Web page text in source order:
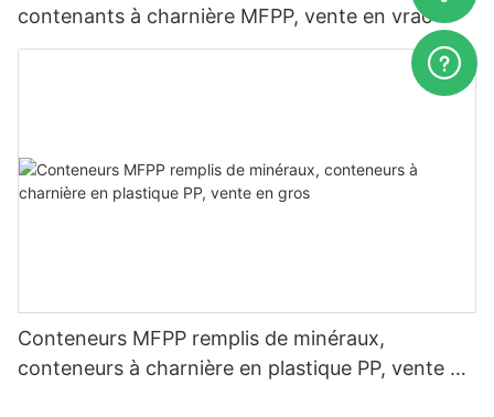
contenants à charnière MFPP, vente en vrac
Conteneurs MFPP remplis de minéraux,
conteneurs à charnière en plastique PP, vente en